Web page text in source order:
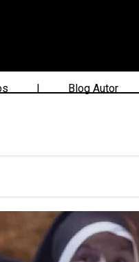
| Blog Autor